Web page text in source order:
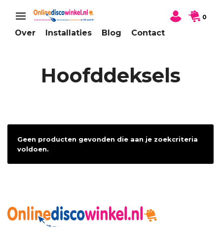
Over Installaties Blog Contact
0
Hoofddeksels
Geen producten gevonden die aan je zoekcriteria
voldoen.